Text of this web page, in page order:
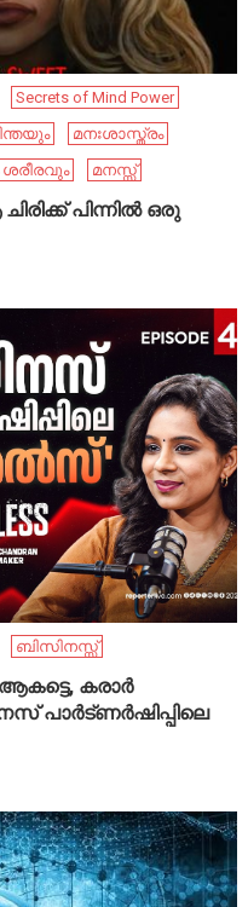
Secrets of Mind Power
മനഃശാസ്ത്രം
മനസ്സ്
പിന്നിൽ ഒരു
ബിസിനസ്സ്
കരാർ
പാർട്ണർഷിപ്പിലെ